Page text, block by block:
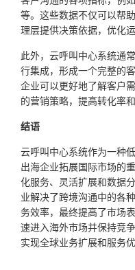
等。这些数据不仅可以帮
理层提供决策依据，优化运
此外，云呼叫中心系统通
行集成，形成一个完整的
企业可以更好地了解客户
的营销策略，提高转化率
结语
云呼叫中心系统作为一种
出海企业拓展国际市场的
化服务、灵活扩展和数据
业解决了跨境沟通中的各
务效率，最终提高了市场
速进入海外市场并保持竞
实现全球业务扩展和服务